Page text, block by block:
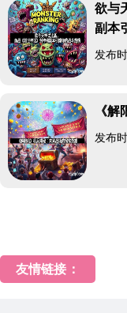
欲与
副本
发布
《
发布
友情链接：